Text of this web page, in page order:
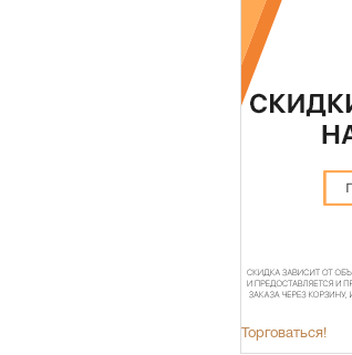
Торговаться!